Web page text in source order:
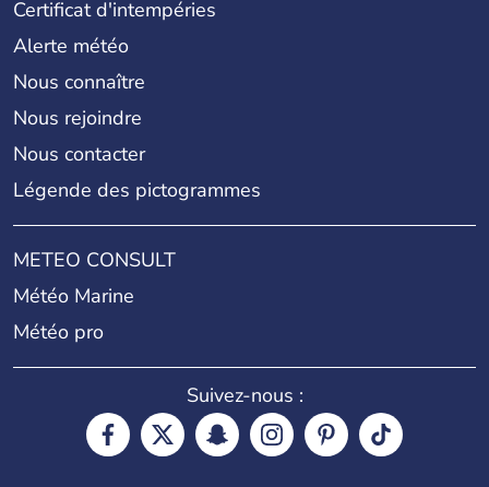
Certificat d'intempéries
Alerte météo
Nous connaître
Nous rejoindre
Nous contacter
Légende des pictogrammes
METEO CONSULT
Météo Marine
Météo pro
Suivez-nous :